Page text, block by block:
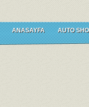
ANASAYFA AUTO